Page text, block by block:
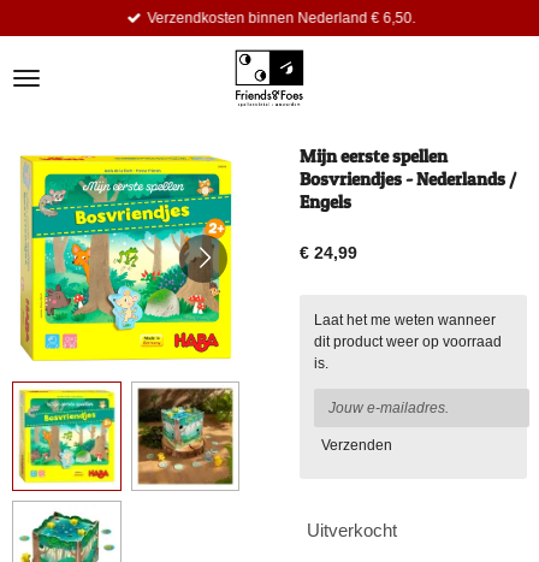
de
Verzendkosten binnen Nederland € 6,50.
Mijn eerste spellen
Bosvriendjes - Nederlands /
Engels
€ 24,99
Laat het me weten wanneer
dit product weer op voorraad
is.
Verzenden
Uitverkocht